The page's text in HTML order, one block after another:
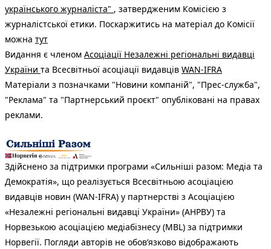
українського журналіста" , затвердженим Комісією з
журналістської етики. Поскаржитись на матеріал до Комісії
можна тут
Видання є членом Асоціації Незалежні регіональні видавці
України та Всесвітньої асоціації видавців WAN-IFRA
Матеріали з позначками "Новини компаній", "Прес-служба",
"Реклама" та "Партнерський проєкт" опубліковані на правах
реклами.
Здійснено за підтримки програми «Сильніші разом: Медіа та
Демократія», що реалізується Всесвітньою асоціацією
видавців новин (WAN-IFRA) у партнерстві з Асоціацією
«Незалежні регіональні видавці України» (АНРВУ) та
Норвезькою асоціацією медіабізнесу (MBL) за підтримки
Норвегії. Погляди авторів не обов’язково відображають